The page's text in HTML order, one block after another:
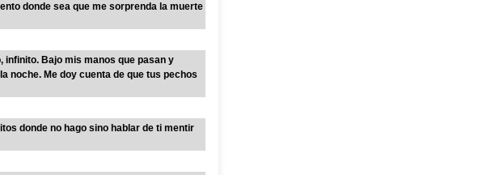
donde sea que me sorprenda la muerte
infinito. Bajo mis manos que pasan y
noche. Me doy cuenta de que tus pechos
donde no hago sino hablar de ti mentir